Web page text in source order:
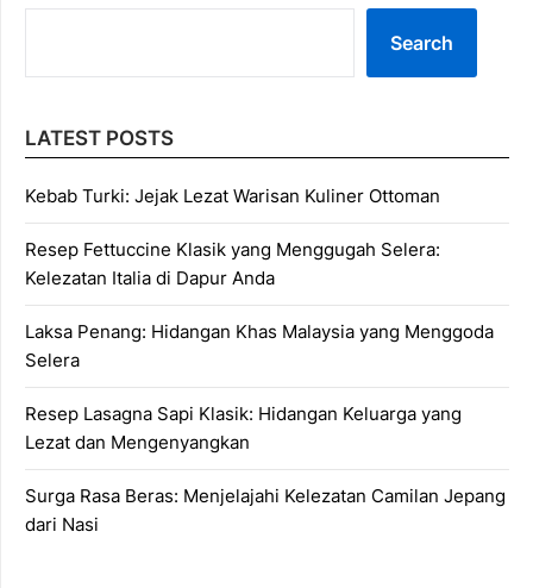
Search
LATEST POSTS
Kebab Turki: Jejak Lezat Warisan Kuliner Ottoman
Resep Fettuccine Klasik yang Menggugah Selera:
Kelezatan Italia di Dapur Anda
Laksa Penang: Hidangan Khas Malaysia yang Menggoda
Selera
Resep Lasagna Sapi Klasik: Hidangan Keluarga yang
Lezat dan Mengenyangkan
Surga Rasa Beras: Menjelajahi Kelezatan Camilan Jepang
dari Nasi